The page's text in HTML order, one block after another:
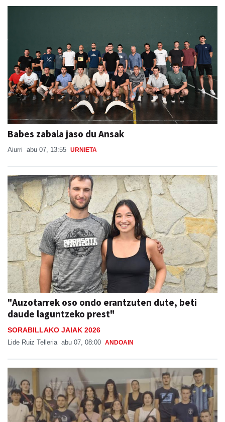
Babes zabala jaso du Ansak
Aiurri abu 07, 13:55 URNIETA
"Auzotarrek oso ondo erantzuten dute, beti
daude laguntzeko prest"
SORABILLAKO JAIAK 2026
Lide Ruiz Telleria abu 07, 08:00 ANDOAIN